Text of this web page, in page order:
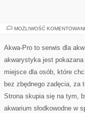
MOŻLIWOŚĆ
Akwa-Pro to serwis dla
akwarystyka jest
miejsce dla osób, które
bez zbędnego zadęcia, za
Strona skupia się na tym,
akwarium słodkowodne w